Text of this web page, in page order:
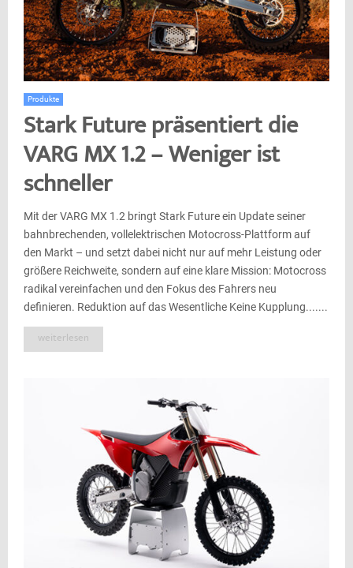
Produkte
Stark Future präsentiert die
VARG MX 1.2 – Weniger ist
schneller
Mit der VARG MX 1.2 bringt Stark Future ein Update seiner
bahnbrechenden, vollelektrischen Motocross-Plattform auf
den Markt – und setzt dabei nicht nur auf mehr Leistung oder
größere Reichweite, sondern auf eine klare Mission: Motocross
radikal vereinfachen und den Fokus des Fahrers neu
definieren. Reduktion auf das Wesentliche Keine Kupplung.......
weiterlesen